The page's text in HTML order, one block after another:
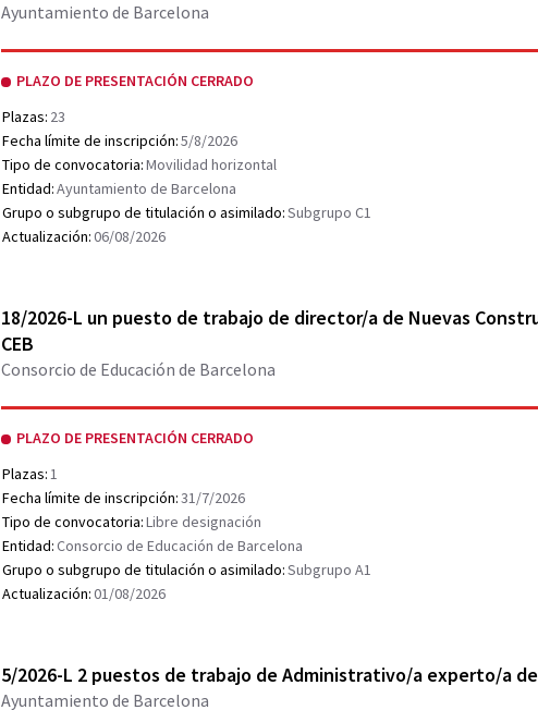
Ayuntamiento de Barcelona
PLAZO DE PRESENTACIÓN CERRADO
Plazas: 23
Fecha límite de inscripción:5/8/2026
Tipo de convocatoria:Movilidad horizontal
Entidad:Ayuntamiento de Barcelona
Grupo o subgrupo de titulación o asimilado:Subgrupo C1
Actualización:06/08/2026
Obrir document PDF
18/2026-L un puesto de trabajo de director/a de Nuevas
CEB
Consorcio de Educación de Barcelona
PLAZO DE PRESENTACIÓN CERRADO
Plazas:1
Fecha límite de inscripción:31/7/2026
Tipo de convocatoria:Libre designación
Entidad:Consorcio de Educación de Barcelona
Grupo o subgrupo de titulación o asimilado:Subgrupo A1
Actualización:01/08/2026
Obrir document PDF
5/2026-L 2 puestos de trabajo de Administrativo/a experto/a
Ayuntamiento de Barcelona